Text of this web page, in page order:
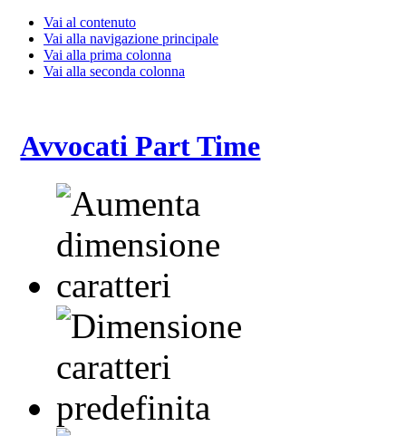
Vai al contenuto
Vai alla navigazione principale
Vai alla prima colonna
Vai alla seconda colonna
Avvocati Part Time